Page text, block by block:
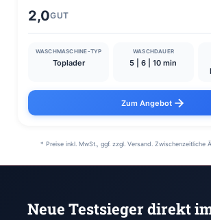
2,0GUT
WASCHMASCHINE-TYP
Toplader
WASCHDAUER
5 | 6 | 10 min
Zum Angebot
* Preise inkl. MwSt., ggf. zzgl. Versand. Zwischenzeitliche
Neue Testsieger direkt